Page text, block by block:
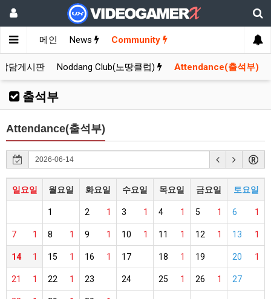
메인 News Community
담게시판 Noddang Club(노땅클럽) Attendance(출석부)
출석부
Attendance(출석부)
일요일 월요일 화요일 수요일 목요일 금요일 토요일
1 1
2 1
3 1
4 1
5 1
6
1
7 1
8 1
9 1
10 1
11 1
12 1
13
1
14 1
15 1
16 17 1
18 19 1
20
1
21 1
22 23 24 1
25 1
26 27